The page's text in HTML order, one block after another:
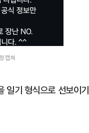
캡쳐
일기 형식으로 선보이기